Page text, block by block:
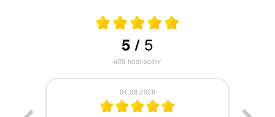
5/ 5
409 hodnocení
04.08.2026